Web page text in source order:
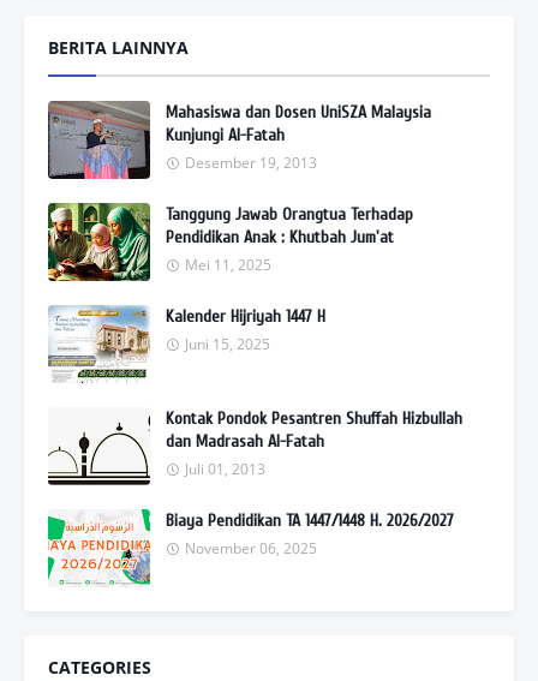
BERITA LAINNYA
Mahasiswa dan Dosen UniSZA Malaysia
Kunjungi Al-Fatah
Desember 19, 2013
Tanggung Jawab Orangtua Terhadap
Pendidikan Anak : Khutbah Jum'at
Mei 11, 2025
Kalender Hijriyah 1447 H
Juni 15, 2025
Kontak Pondok Pesantren Shuffah Hizbullah
dan Madrasah Al-Fatah
Juli 01, 2013
Biaya Pendidikan TA 1447/1448 H. 2026/2027
November 06, 2025
CATEGORIES